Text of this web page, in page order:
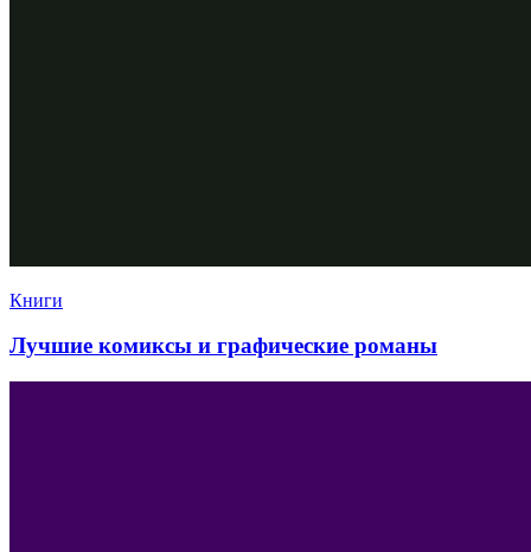
Книги
Лучшие комиксы и графические романы